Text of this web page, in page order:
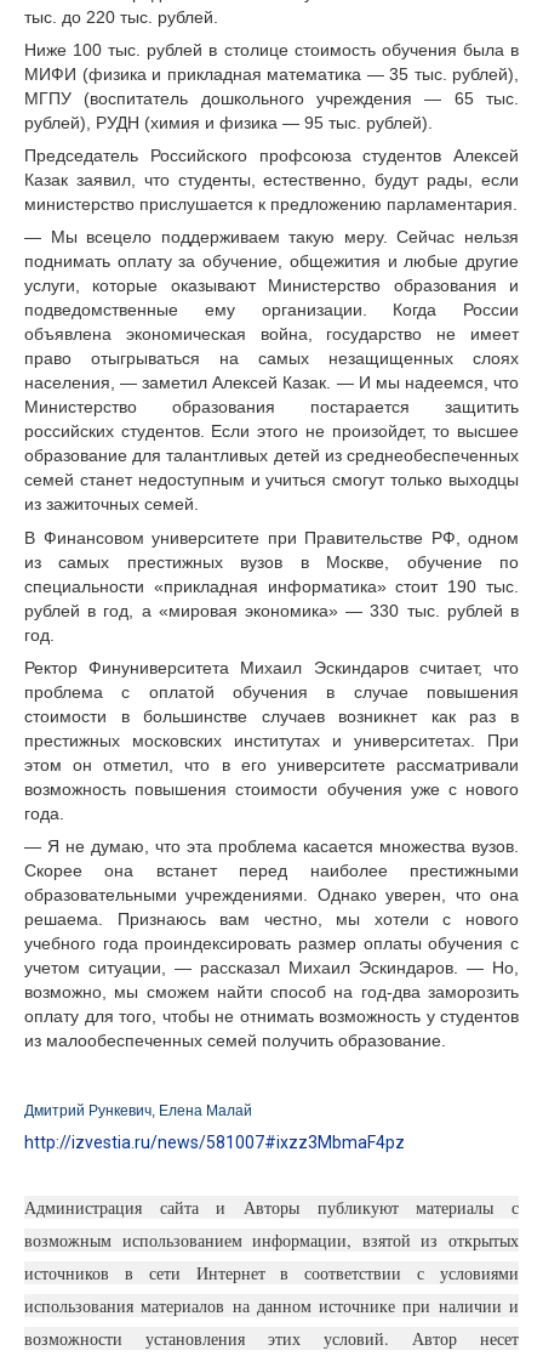
тыс. до 220 тыс. рублей.
Ниже 100 тыс. рублей в столице стоимость обучения была в
МИФИ (физика и прикладная математика — 35 тыс. рублей),
МГПУ (воспитатель дошкольного учреждения — 65 тыс.
рублей), РУДН (химия и физика — 95 тыс. рублей).
Председатель Российского профсоюза студентов Алексей
Казак заявил, что студенты, естественно, будут рады, если
министерство прислушается к предложению парламентария.
— Мы всецело поддерживаем такую меру. Сейчас нельзя
поднимать оплату за обучение, общежития и любые другие
услуги, которые оказывают Министерство образования и
подведомственные ему организации. Когда России
объявлена экономическая война, государство не имеет
право отыгрываться на самых незащищенных слоях
населения, — заметил Алексей Казак. — И мы надеемся, что
Министерство образования постарается защитить
российских студентов. Если этого не произойдет, то высшее
образование для талантливых детей из среднеобеспеченных
семей станет недоступным и учиться смогут только выходцы
из зажиточных семей.
В Финансовом университете при Правительстве РФ, одном
из самых престижных вузов в Москве, обучение по
специальности «прикладная информатика» стоит 190 тыс.
рублей в год, а «мировая экономика» — 330 тыс. рублей в
год.
Ректор Финуниверситета Михаил Эскиндаров считает, что
проблема с оплатой обучения в случае повышения
стоимости в большинстве случаев возникнет как раз в
престижных московских институтах и университетах. При
этом он отметил, что в его университете рассматривали
возможность повышения стоимости обучения уже с нового
года.
— Я не думаю, что эта проблема касается множества вузов.
Скорее она встанет перед наиболее престижными
образовательными учреждениями. Однако уверен, что она
решаема. Признаюсь вам честно, мы хотели с нового
учебного года проиндексировать размер оплаты обучения с
учетом ситуации, — рассказал Михаил Эскиндаров. — Но,
возможно, мы сможем найти способ на год-два заморозить
оплату для того, чтобы не отнимать возможность у студентов
из малообеспеченных семей получить образование.
Дмитрий Рункевич, Елена Малай
http://izvestia.ru/news/581007#ixzz3MbmaF4pz
Администрация сайта и Авторы публикуют материалы с
возможным использованием информации, взятой из открытых
источников в сети Интернет в соответствии с условиями
использования материалов на данном источнике при наличии и
возможности установления этих условий. Автор несет